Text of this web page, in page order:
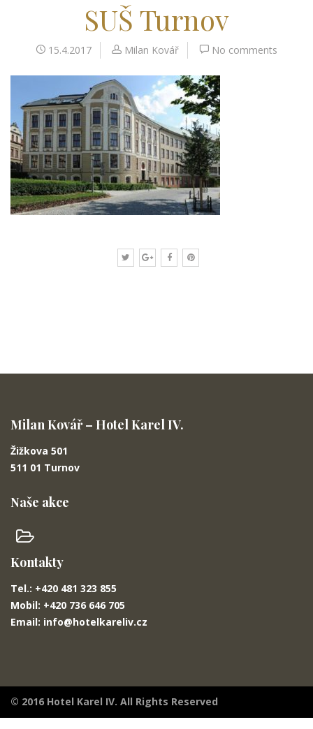
SUŠ Turnov
15.4.2017 Milan Kovář No comments
Milan Kovář – Hotel Karel IV.
Žižkova 501
511 01 Turnov
Naše akce
Kontakty
Tel.: +420 481 323 855
Mobil: +420 736 646 705
Email: info@hotelkareliv.cz
© 2016 Hotel Karel IV. All Rights Reserved